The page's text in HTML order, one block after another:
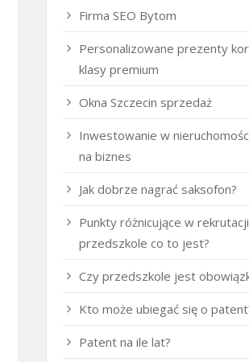
Firma SEO Bytom
Personalizowane prezenty
klasy premium
Okna Szczecin sprzedaż
Inwestowanie w
na biznes
Jak dobrze nagrać saksofon?
Punkty różnicujące w rekrutacji
przedszkole co to jest?
Czy przedszkole jest
Kto może ubiegać się o
Patent na ile lat?